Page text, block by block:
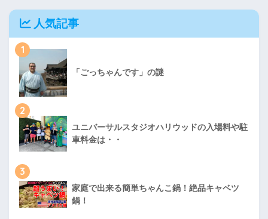
人気記事
1
「ごっちゃんです」の謎
2
ユニバーサルスタジオハリウッドの入場料や駐
車料金は・・
3
家庭で出来る簡単ちゃんこ鍋！絶品キャベツ
鍋！